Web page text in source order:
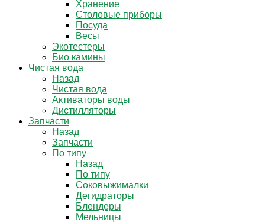
Хранение
Столовые приборы
Посуда
Весы
Экотестеры
Био камины
Чистая вода
Назад
Чистая вода
Активаторы воды
Дистилляторы
Запчасти
Назад
Запчасти
По типу
Назад
По типу
Соковыжималки
Дегидраторы
Блендеры
Мельницы